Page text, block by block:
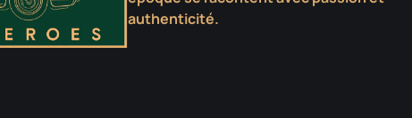
authenticité.